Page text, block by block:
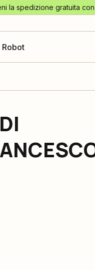
la spedizione gratuita